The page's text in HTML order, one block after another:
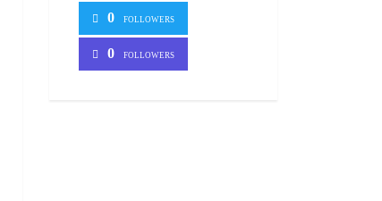
0 FOLLOWERS
0 FOLLOWERS